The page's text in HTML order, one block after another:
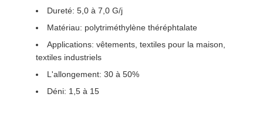
Dureté: 5,0 à 7,0 G/j
Matériau: polytriméthylène théréphtalate
Applications: vêtements, textiles pour la maison,
textiles industriels
L'allongement: 30 à 50%
Déni: 1,5 à 15